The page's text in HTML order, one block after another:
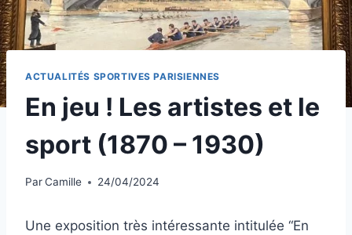
ACTUALITÉS SPORTIVES PARISIENNES
En jeu ! Les artistes et le
sport (1870 – 1930)
ParCamille 24/04/2024
Une exposition très intéressante intitulée “En